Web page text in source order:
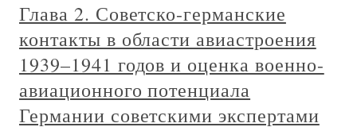
Глава 2. Советско-германские
контакты в области авиастроения
1939–1941 годов и оценка военно-
авиационного потенциала
Германии советскими экспертами